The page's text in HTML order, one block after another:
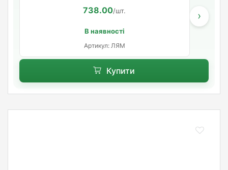
738.00/шт.
В наявності
Артикул: ЛЯМ
›
Купити